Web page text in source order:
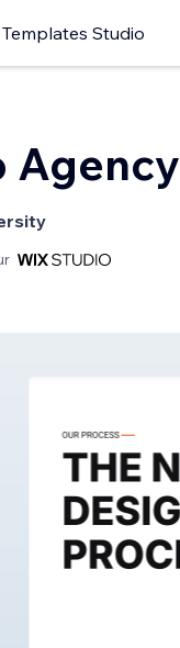
Templates Studio
Agency